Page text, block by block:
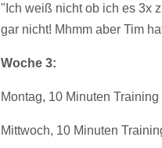
"Ich weiß nicht ob ich es 3x
gar nicht! Mhmm aber Tim
Woche 3:
Montag, 10 Minuten
Mittwoch, 10 Minuten